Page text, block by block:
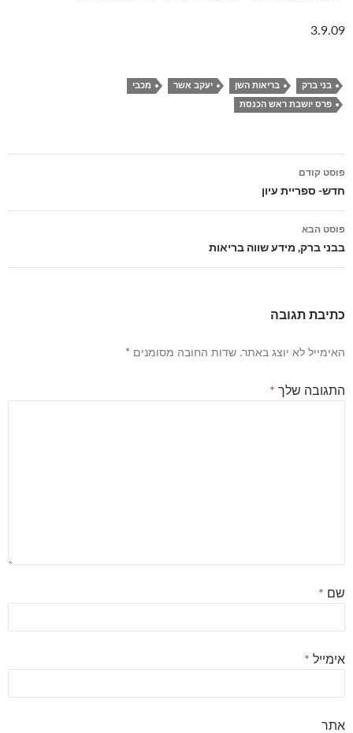
3.9.09
בני ברק בריאות השן יעקב אשר מכבי
פרס יושבת ראש הכנסת
ניווט
בפוסטים
פוסט קודם
חדש- ספריית עיון
פוסט הבא
בבני ברק, מידע שווה בריאות
כתיבת תגובה
האימייל לא יוצג באתר. שדות החובה מסומנים *
התגובה שלך *
שם *
אימייל *
אתר